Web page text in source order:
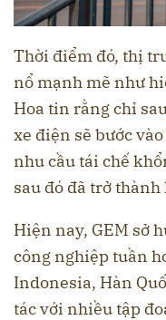
Thời điểm đó, thị
nổ mạnh mẽ như
Hoa tin rằng chỉ
xe điện sẽ bước
nhu cầu tái chế
sau đó đã trở
Hiện nay, GEM sở
công nghiệp tuần
Indonesia, Hàn
tác với nhiều tập